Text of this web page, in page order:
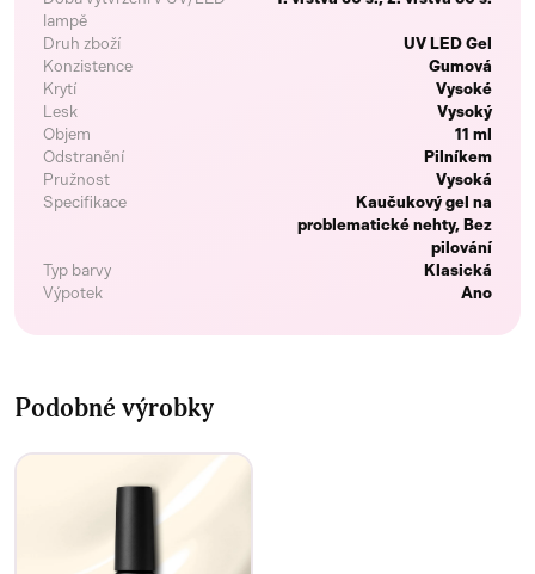
lampě
Druh zboží
UV LED Gel
Konzistence
Gumová
Krytí
Vysoké
Lesk
Vysoký
Objem
11 ml
Odstranění
Pilníkem
Pružnost
Vysoká
Specifikace
Kaučukový gel na
problematické nehty, Bez
pilování
Typ barvy
Klasická
Výpotek
Ano
Podobné výrobky